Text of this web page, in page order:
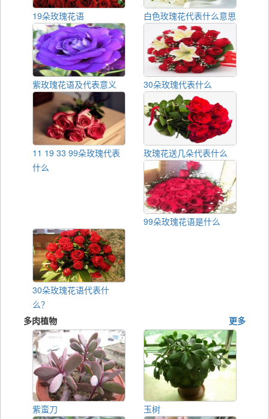
19朵玫瑰花语 白色玫瑰花代表什么意思
紫玫瑰花语及代表意义 30朵玫瑰代表什么
11 19 33 99朵玫瑰代表
什么
玫瑰花送几朵代表什么
99朵玫瑰花语是什么
30朵玫瑰花语代表什
么？
更多
多肉植物
紫蛮刀 玉树